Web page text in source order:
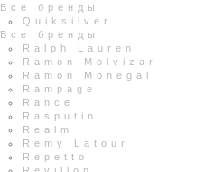
Все бренды
Quiksilver
Все бренды
Ralph Lauren
Ramon Molvizar
Ramon Monegal
Rampage
Rance
Rasputin
Realm
Remy Latour
Repetto